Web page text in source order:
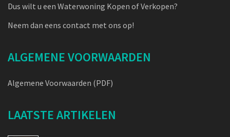
Dus wilt u een Waterwoning Kopen of Verkopen?
Neem dan eens contact met ons op!
ALGEMENE VOORWAARDEN
Algemene Voorwaarden (PDF)
LAATSTE ARTIKELEN